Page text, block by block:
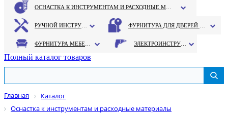
Полный каталог товаров
Главная
Каталог
Оснастка к инструментам и расходные материалы